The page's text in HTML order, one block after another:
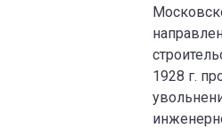
1928 г.